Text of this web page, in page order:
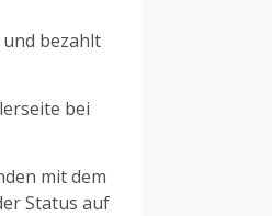
bezahlt
bei
mit dem
Status auf